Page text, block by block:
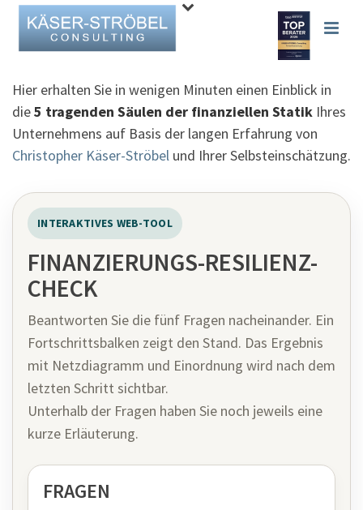
Hier erhalten Sie in wenigen Minuten einen Einblick in
die5 tragenden Säulen der finanziellen Statik Ihres
Unternehmens auf Basis der langen Erfahrung von
Christopher Käser-Ströbel und Ihrer Selbsteinschätzung.
INTERAKTIVES WEB-TOOL
FINANZIERUNGS-RESILIENZ-
CHECK
Beantworten Sie die fünf Fragen nacheinander. Ein
Fortschrittsbalken zeigt den Stand. Das Ergebnis
mit Netzdiagramm und Einordnung wird nach dem
letzten Schritt sichtbar.
Unterhalb der Fragen haben Sie noch jeweils eine
kurze Erläuterung.
FRAGEN